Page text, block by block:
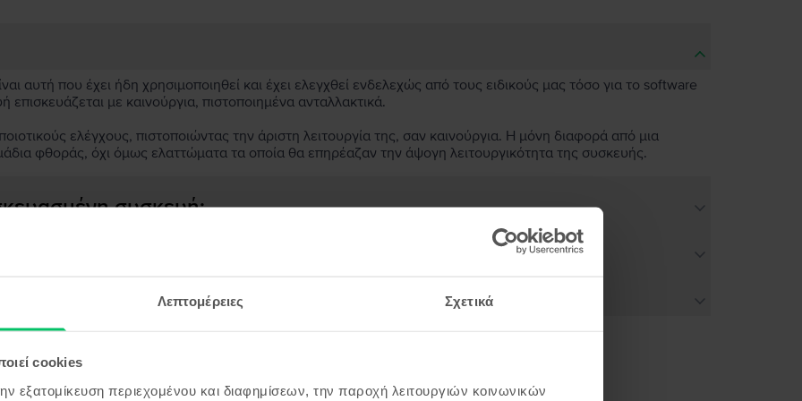
Λεπτομέρειες Σχετικά
cookies
εξατομίκευση περιεχομένου και διαφημίσεων, την παροχή λειτουργιών κοινωνικών
αυτή που έχει ήδη χρησιμοποιηθεί και έχει ελεγχθεί ενδελεχώς από τους ειδικούς μας τόσο για το software
με καινούργια, πιστοποιημένα ανταλλακτικά.
ελέγχους, πιστοποιώντας την άριστη λειτουργία της, σαν καινούργια. Η μόνη διαφορά από μια
φθοράς, όχι όμως ελαττώματα τα οποία θα επηρέαζαν την άψογη λειτουργικότητα της συσκευής.
συσκευή;